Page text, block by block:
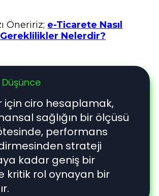
Öneririz; e-Ticarete Nasıl
Gereklilikler Nelerdir?
için ciro hesaplamak,
sağlığın bir ölçüsü
performans
strateji
kadar geniş bir
kritik rol oynayan bir